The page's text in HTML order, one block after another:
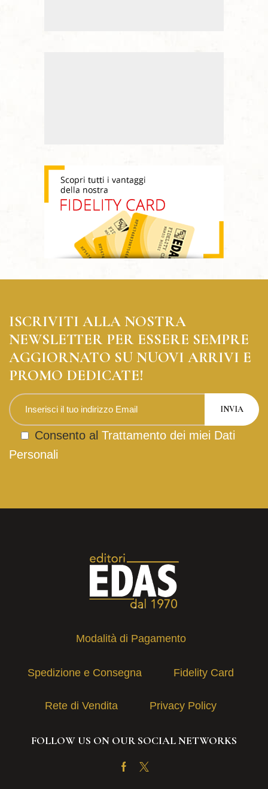
ISCRIVITI ALLA NOSTRA
NEWSLETTER PER ESSERE SEMPRE
AGGIORNATO SU NUOVI ARRIVI E
PROMO DEDICATE!
Consento al Trattamento dei miei Dati
Personali
Modalità di Pagamento
Spedizione e Consegna Fidelity Card
Rete di Vendita Privacy Policy
FOLLOW US ON OUR SOCIAL NETWORKS
Facebook
Twitter